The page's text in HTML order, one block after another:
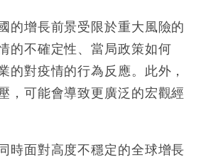
波動收跌 連挫7周創逾3年最長跌勢
美元計價出口增近24%勝預期 貿易順
元
三度入市撐日圓 4月單日斥6.28萬億
的增長前景受限於重大風險的
的不確定性、當局政策如何
的對疫情的行為反應。此外，
，可能會導致更廣泛的宏觀經
時面對高度不穩定的全球增長